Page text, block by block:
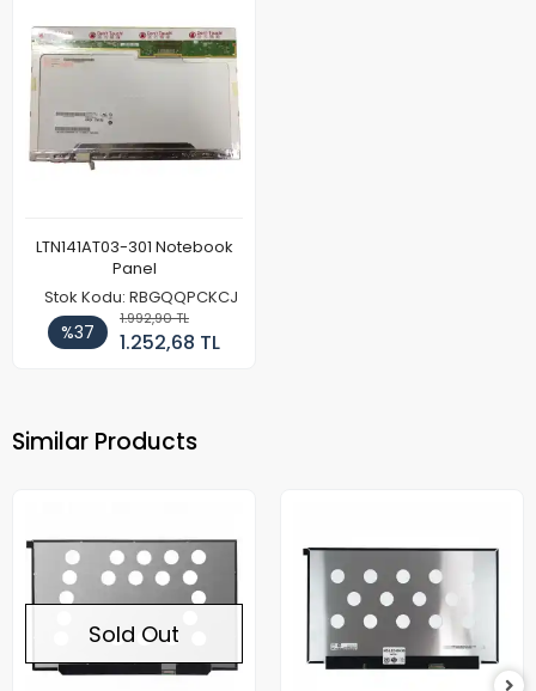
LTN141AT03-301 Notebook
Panel
Stok Kodu: RBGQQPCKCJ
%37
1.992,90 TL
1.252,68 TL
Similar Products
Sold Out